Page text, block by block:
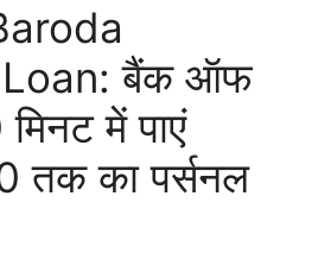
Loan: बैंक ऑफ
में पाएं
तक का पर्सनल